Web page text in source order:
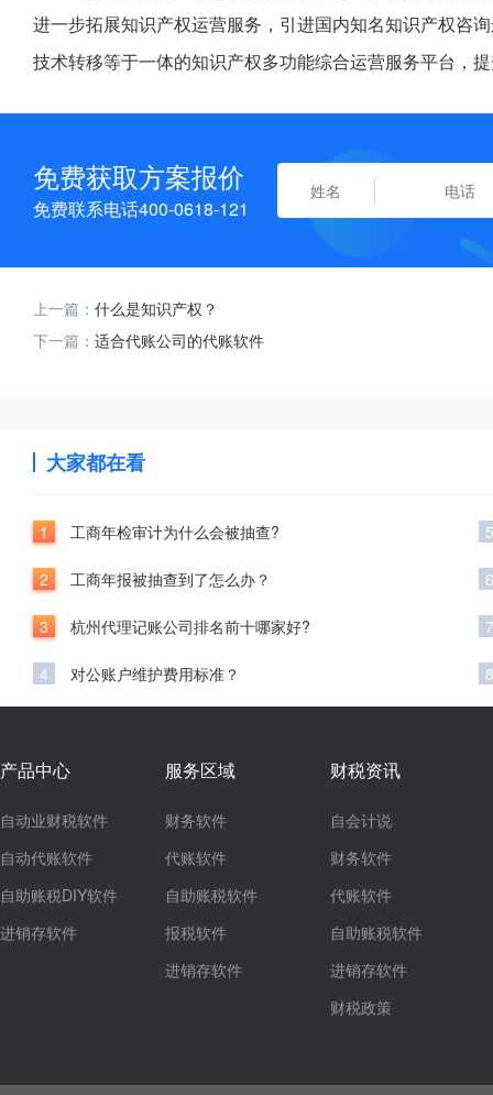
进一步拓展知识产权运营服务，引进国内知名知识产权咨
技术转移等于一体的知识产权多功能综合运营服务平台，
免费获取方案报价
免费联系电话400-0618-121
上一篇： 什么是知识产权？
下一篇： 适合代账公司的代账软件
大家都在看
1 工商年检审计为什么会被抽查?
2 工商年报被抽查到了怎么办？
3 杭州代理记账公司排名前十哪家好?
4 对公账户维护费用标准？
5
6
7
8
产品中心
自动业财税软件
自动代账软件
自助账税DIY软件
进销存软件
服务区域
财务软件
代账软件
自助账税软件
报税软件
进销存软件
财税资讯
自会计说
财务软件
代账软件
自助账税软件
进销存软件
财税政策